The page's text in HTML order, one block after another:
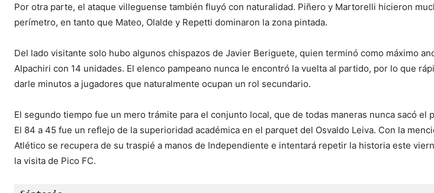
Por otra parte, el ataque villeguense también fluyó con naturalidad. Piñero y Martorelli hicieron
perímetro, en tanto que Mateo, Olalde y Repetti dominaron la zona pintada.
Del lado visitante solo hubo algunos chispazos de Javier Beriguete, quien terminó como máximo
Alpachiri con 14 unidades. El elenco pampeano nunca le encontró la vuelta al partido, por lo que
darle minutos a jugadores que naturalmente ocupan un rol secundario.
El segundo tiempo fue un mero trámite para el conjunto local, que de todas maneras nunca sacó el
El 84 a 45 fue un reflejo de la superioridad académica en el parquet del Osvaldo Leiva. Con la
Atlético se recupera de su traspié a manos de Independiente e intentará repetir la historia este
la visita de Pico FC.